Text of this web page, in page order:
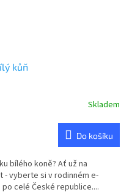
kůň
Skladem
Do košíku
bílého koně? Ať už na
- vyberte si v rodinném e-
celé České republice....